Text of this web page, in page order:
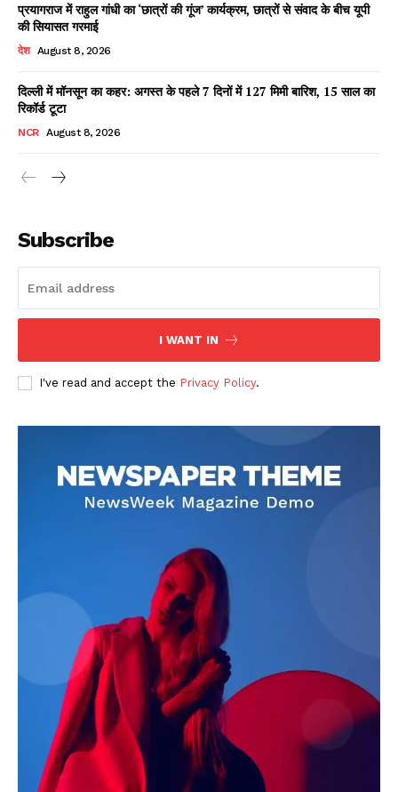
Facebook
X WhatsApp
Share
AIN NEWS 1
Contact Us
Privacy Policy
Terms of Use Agreement
Facebook
X WhatsApp
Share
प्रयागराज में राहुल गांधी का ‘छात्रों की गूंज’ कार्यक्रम, छात्रों से संवाद के बीच यूपी
की सियासत गरमाई
देश August 8, 2026
दिल्ली में मॉनसून का कहर: अगस्त के पहले 7 दिनों में 127 मिमी बारिश, 15 साल का
रिकॉर्ड टूटा
NCR August 8, 2026
Subscribe
I WANT IN
I've read and accept the Privacy Policy.